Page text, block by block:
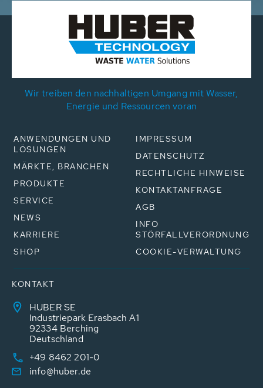
Wir treiben den nachhaltigen Umgang mit Wasser,
Energie und Ressourcen voran
ANWENDUNGEN UND
LÖSUNGEN
MÄRKTE, BRANCHEN
PRODUKTE
SERVICE
NEWS
KARRIERE
SHOP
IMPRESSUM
DATENSCHUTZ
RECHTLICHE HINWEISE
KONTAKTANFRAGE
AGB
INFO
STÖRFALLVERORDNUNG
COOKIE-VERWALTUNG
KONTAKT
HUBER SE
Industriepark Erasbach A1
92334 Berching
Deutschland
+49 8462 201-0
info@huber.de